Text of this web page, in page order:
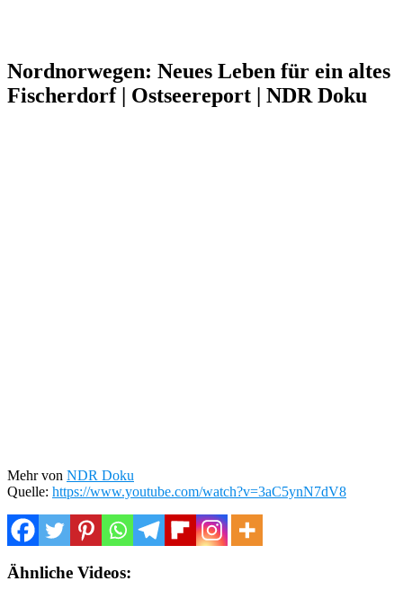
Nordnorwegen: Neues Leben für ein altes
Fischerdorf | Ostseereport | NDR Doku
Mehr von NDR Doku
Quelle: https://www.youtube.com/watch?v=3aC5ynN7dV8
Ähnliche Videos: